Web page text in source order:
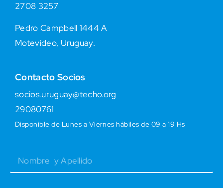
2708 3257
Pedro Campbell 1444 A
Motevideo, Uruguay.
Contacto Socios
socios.uruguay@techo.org
29080761
Disponible de Lunes a Viernes hábiles de 09 a 19 Hs